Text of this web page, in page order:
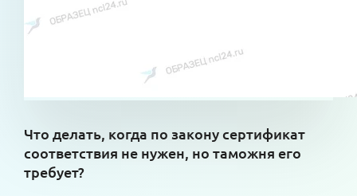
Что делать, когда по закону сертификат
соответствия не нужен, но таможня его
требует?